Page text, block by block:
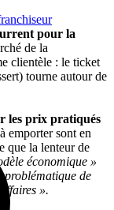
pour la
de la
clientèle : le ticket
tourne autour de
les prix pratiqués
emporter sont en
que la lenteur de
économique »
problématique de
».